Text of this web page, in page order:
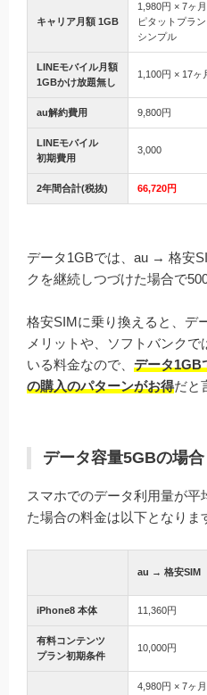
キャリア月額 1GB
1,980円 × 7ヶ月
ピタットプラン
シンプル
LINEモバイル月額
1GBかけ放題無し
1,100円 × 17ヶ
au解約費用 9,800円
LINEモバイル
初期費用
3,000
2年間合計(税抜) 66,720円
データ1GBでは、au → 格安
クを継続しつづけた場合で
格安SIMに乗り換えると、デ
メリットや、ソフトバンクで
いる料金なので、 データ1GB
の購入のパターンがお得だと
データ容量5GBの場合
スマホでのデータ利用量が平
た場合の料金は以下となりま
au → 格安SIM
iPhone8 本体 11,360円
有料コンテンツ
プラン初期条件
10,000円
4,980円 × 7ヶ月